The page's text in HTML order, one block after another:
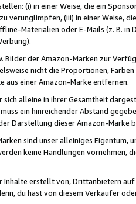
(i) in einer Weise, die ein
verunglimpfen, (iii) in einer Weise,
Materialien oder E-Mails (z. B. in
Bilder der Amazon-Marken zur
nicht die Proportionen,
aus einer Amazon-Marke entfernen.
sich alleine in ihrer Gesamtheit
ein hinreichender Abstand
Darstellung dieser Amazon-Marke
sind unser alleiniges
keine Handlungen vornehmen,
Inhalte erstellt von,Drittanbietern auf
du hast von diesem Verkäufer